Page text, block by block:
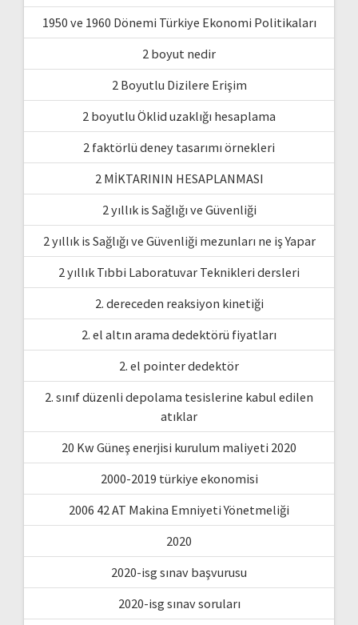
1950 ve 1960 Dönemi Türkiye Ekonomi Politikaları
2 boyut nedir
2 Boyutlu Dizilere Erişim
2 boyutlu Öklid uzaklığı hesaplama
2 faktörlü deney tasarımı örnekleri
2 MİKTARININ HESAPLANMASI
2 yıllık is Sağlığı ve Güvenliği
2 yıllık is Sağlığı ve Güvenliği mezunları ne iş Yapar
2 yıllık Tıbbi Laboratuvar Teknikleri dersleri
2. dereceden reaksiyon kinetiği
2. el altın arama dedektörü fiyatları
2. el pointer dedektör
2. sınıf düzenli depolama tesislerine kabul edilen
atıklar
20 Kw Güneş enerjisi kurulum maliyeti 2020
2000-2019 türkiye ekonomisi
2006 42 AT Makina Emniyeti Yönetmeliği
2020
2020-isg sınav başvurusu
2020-isg sınav soruları